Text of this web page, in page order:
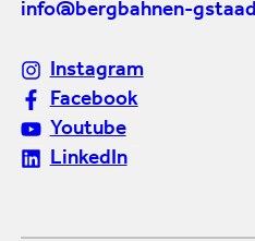
info@bergbahnen-
Instagram
Facebook
Youtube
LinkedIn